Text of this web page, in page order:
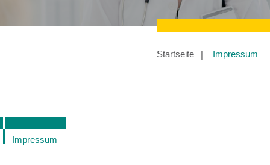
Startseite Impressum
Impressum